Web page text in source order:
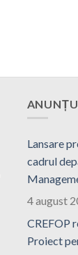
Lansare
cadrul
4 august
CREFOP
Proiect